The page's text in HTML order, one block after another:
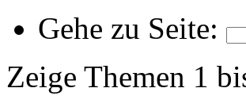
Gehe zu Seite:
Zeige Themen 1